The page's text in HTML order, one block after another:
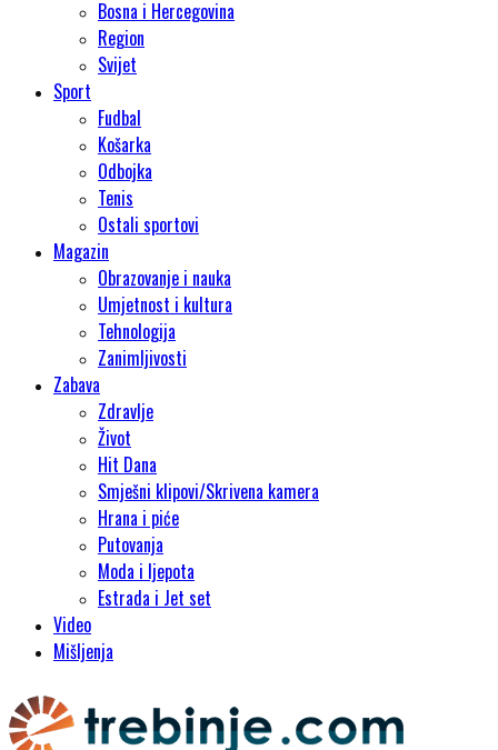
Bosna i Hercegovina
Region
Svijet
Sport
Fudbal
Košarka
Odbojka
Tenis
Ostali sportovi
Magazin
Obrazovanje i nauka
Umjetnost i kultura
Tehnologija
Zanimljivosti
Zabava
Zdravlje
Život
Hit Dana
Smješni klipovi/Skrivena kamera
Hrana i piće
Putovanja
Moda i ljepota
Estrada i Jet set
Video
Mišljenja